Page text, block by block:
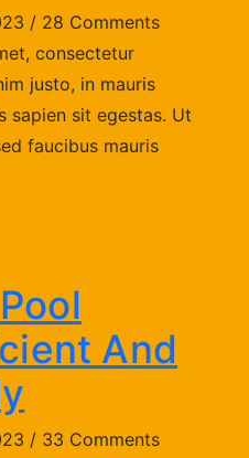
/ 28 Comments
consectetur
justo, in mauris
sapien sit egestas. Ut
faucibus mauris
And
/ 33 Comments